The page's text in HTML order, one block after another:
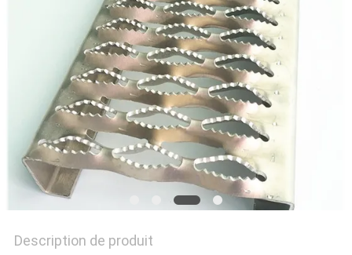
PRIVACY
POLICY
Description de produit